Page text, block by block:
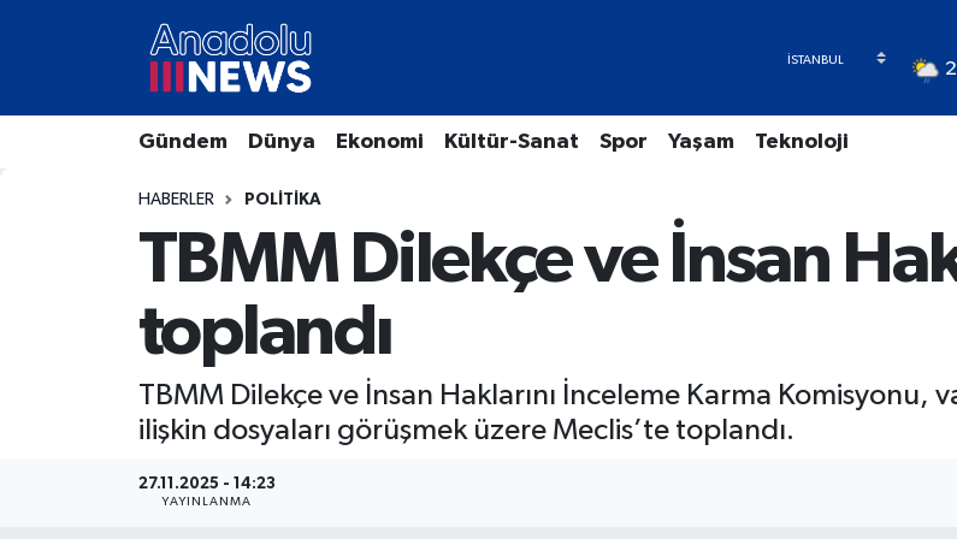
Gündem Dünya Ekonomi Kültür-Sanat Spor Yaşam Teknoloji
HABERLER POLITIKA
TBMM Dilekçe ve İnsan
toplandı
TBMM Dilekçe ve İnsan Haklarını İnceleme Karma Komisyonu,
ilişkin dosyaları görüşmek üzere Meclis’te toplandı.
27.11.2025 - 14:23
YAYINLANMA
Hava Durumu
Trafik Durumu
Tüm Manşetler
Son Dakika Haberleri
Haber Arşivi